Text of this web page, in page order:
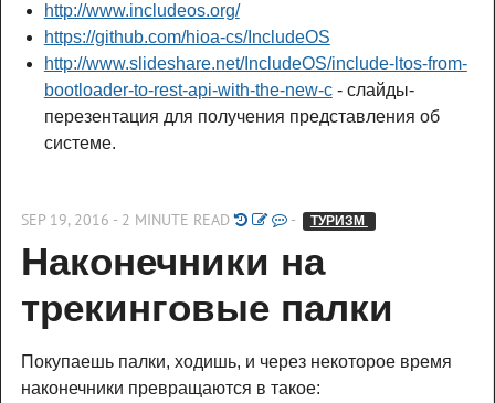
http://www.includeos.org/
https://github.com/hioa-cs/IncludeOS
http://www.slideshare.net/IncludeOS/include-ltos-from-
bootloader-to-rest-api-with-the-new-c- слайды-
перезентация для получения представления об
системе.
SEP 19, 2016 - 2 MINUTE READ - ТУРИЗМ
Наконечники на
трекинговые палки
Покупаешь палки, ходишь, и через некоторое время
наконечники превращаются в такое: